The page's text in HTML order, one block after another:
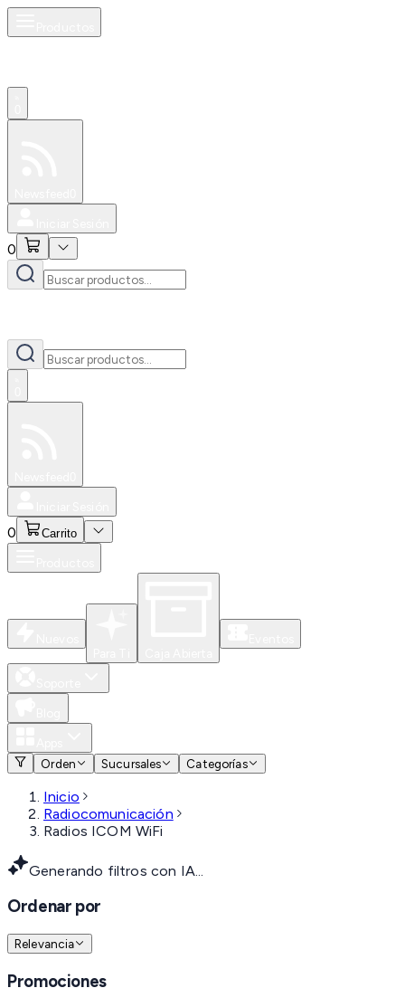
0
0 Carrito
Orden
Sucursales Categorías
Inicio
Radiocomunicación
Radios ICOM WiFi
Generando filtros con IA...
Ordenar por
Relevancia
Promociones